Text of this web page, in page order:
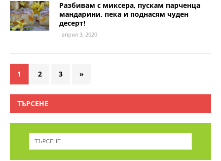
Разбивам с миксера, пускам парченца
мандарини, пека и поднасям чуден
десерт!
април 3, 2020
1 2 3 »
ТЪРСЕНЕ